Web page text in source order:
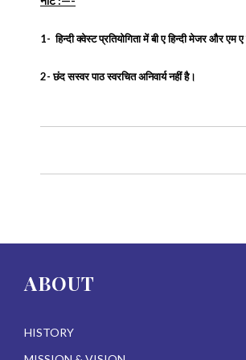
1- हिन्दी क्वेस्ट प्रतियोगिता में बी ए हिन्दी मेजर और एम ए
2- छंद सस्वर पाठ स्वरचित अनिवार्य नहीं है।
ABOUT
HISTORY